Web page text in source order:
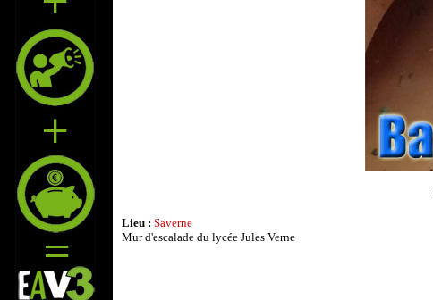
Lieu : Saverne
Mur d'escalade du lycée Jules Verne